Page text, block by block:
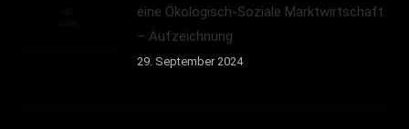
eine Ökologisch-Soziale Marktwirtschaft
– Aufzeichnung
29. September 2024